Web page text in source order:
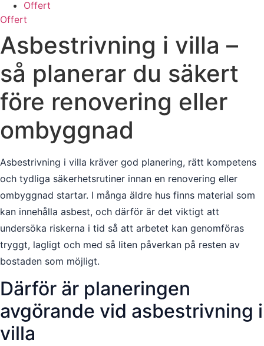
Offert
Offert
Asbestrivning i villa –
så planerar du säkert
före renovering eller
ombyggnad
Asbestrivning i villa kräver god planering, rätt kompetens
och tydliga säkerhetsrutiner innan en renovering eller
ombyggnad startar. I många äldre hus finns material som
kan innehålla asbest, och därför är det viktigt att
undersöka riskerna i tid så att arbetet kan genomföras
tryggt, lagligt och med så liten påverkan på resten av
bostaden som möjligt.
Därför är planeringen
avgörande vid asbestrivning i
villa